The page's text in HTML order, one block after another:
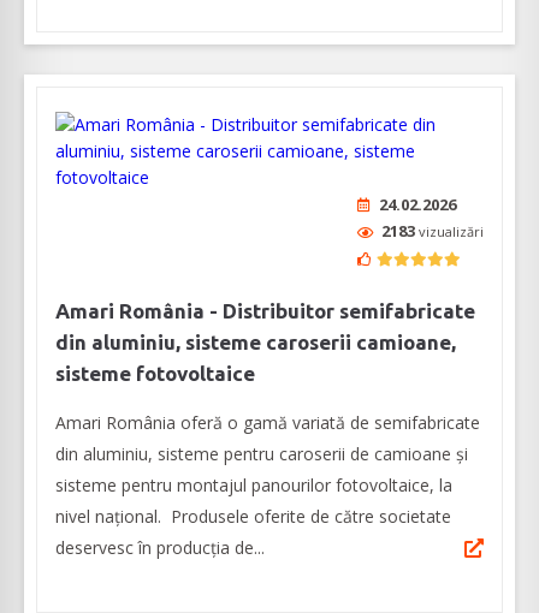
24.02.2026
2183 vizualizări
Amari România - Distribuitor semifabricate
din aluminiu, sisteme caroserii camioane,
sisteme fotovoltaice
Amari România oferă o gamă variată de semifabricate
din aluminiu, sisteme pentru caroserii de camioane şi
sisteme pentru montajul panourilor fotovoltaice, la
nivel naţional. Produsele oferite de către societate
deservesc în producţia de...